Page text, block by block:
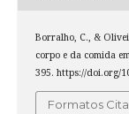
Borralho, C., &
corpo e da comida
395. https://doi.org/
Formatos